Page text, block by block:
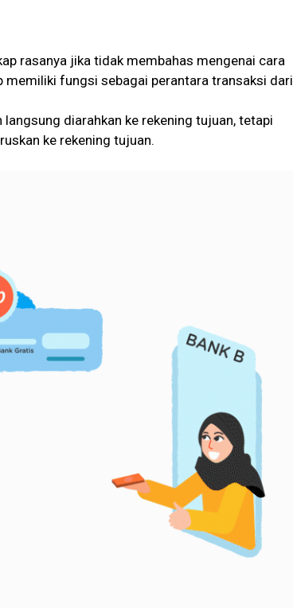
rasanya jika tidak membahas mengenai cara
memiliki fungsi sebagai perantara transaksi dari
diarahkan ke rekening tujuan, tetapi
ke rekening tujuan.